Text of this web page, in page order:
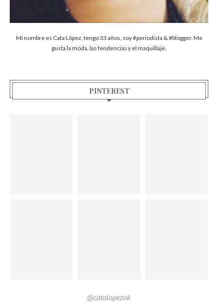
Mi nombre es Cata López, tengo 33 años, soy #periodista & #blogger. Me
gusta la moda, las tendencias y el maquillaje.
PINTEREST
@catalopezok